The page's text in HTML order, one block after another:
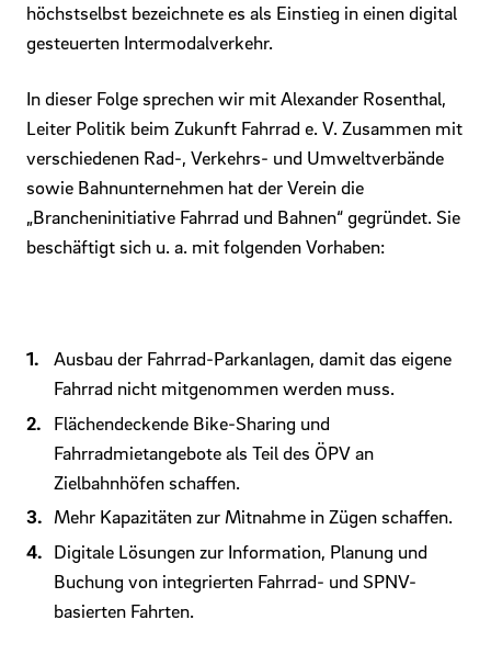
höchstselbst bezeichnete es als Einstieg in einen digital
gesteuerten Intermodalverkehr.
In dieser Folge sprechen wir mit Alexander Rosenthal,
Leiter Politik beim Zukunft Fahrrad e. V. Zusammen mit
verschiedenen Rad-, Verkehrs- und Umweltverbände
sowie Bahnunternehmen hat der Verein die
„Brancheninitiative Fahrrad und Bahnen“ gegründet. Sie
beschäftigt sich u. a. mit folgenden Vorhaben:
Ausbau der Fahrrad-Parkanlagen, damit das eigene
Fahrrad nicht mitgenommen werden muss.
Flächendeckende Bike-Sharing und
Fahrradmietangebote als Teil des ÖPV an
Zielbahnhöfen schaffen.
Mehr Kapazitäten zur Mitnahme in Zügen schaffen.
Digitale Lösungen zur Information, Planung und
Buchung von integrierten Fahrrad- und SPNV-
basierten Fahrten.